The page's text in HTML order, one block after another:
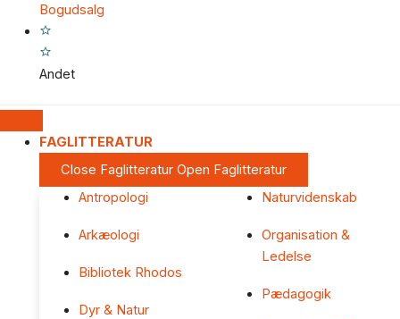
Bogudsalg
Andet
FAGLITTERATUR
Close Faglitteratur Open Faglitteratur
Antropologi
Arkæologi
Bibliotek Rhodos
Dyr & Natur
Naturvidenskab
Organisation &
Ledelse
Pædagogik